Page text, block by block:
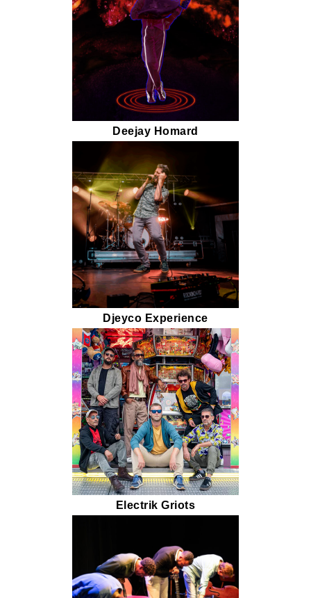
Deejay Homard
Djeyco Experience
Electrik Griots